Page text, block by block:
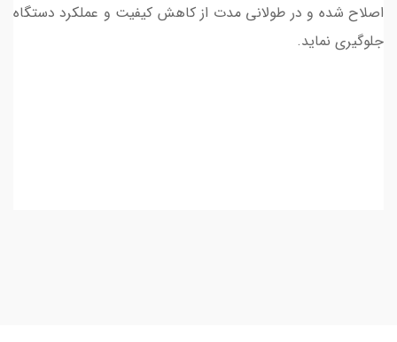
اصلاح شده و در طولانی مدت از کاهش کیفیت و عملکرد دستگاه
جلوگیری نماید.